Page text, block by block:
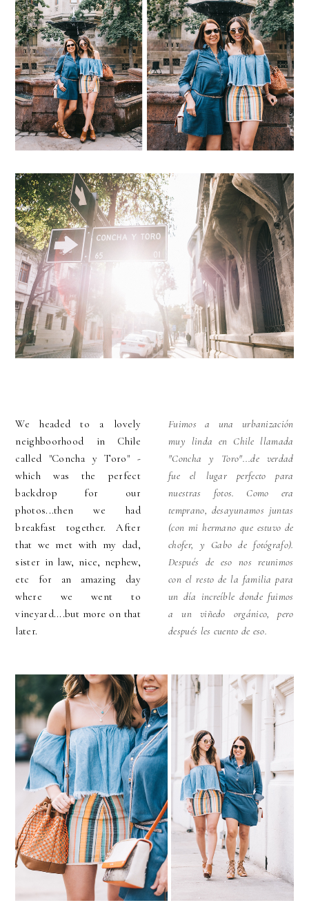
We headed to a lovely
neighboorhood in Chile
called "Concha y Toro" -
which was the perfect
backdrop for our
photos...then we had
breakfast together. After
that we met with my dad,
sister in law, nice, nephew,
etc for an amazing day
where we went to
vineyard....but more on that
later.
Fuimos a una urbanización
muy linda en Chile llamada
"Concha y Toro"...de verdad
fue el lugar perfecto para
nuestras fotos. Como era
temprano, desayunamos juntas
(con mi hermano que estuvo de
chofer, y Gabo de fotógrafo).
Después de eso nos reunimos
con el resto de la familia para
un día increíble donde fuimos
a un viñedo orgánico, pero
después les cuento de eso.